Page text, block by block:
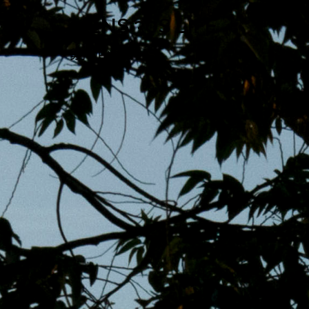
跳
至
主
內
MENS 30S LIFE
男子的日常生活